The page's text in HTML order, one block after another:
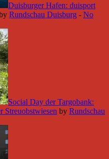
Duisburger Hafen: duisport
Rundschau Duisburg - No
Social Day der Targobank:
Streuobstwiesen by Rundschau